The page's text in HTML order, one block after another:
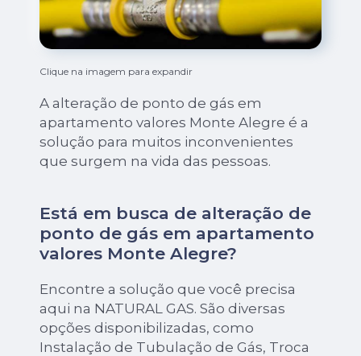
Clique na imagem para expandir
A alteração de ponto de gás em
apartamento valores Monte Alegre é a
solução para muitos inconvenientes
que surgem na vida das pessoas.
Está em busca de alteração de
ponto de gás em apartamento
valores Monte Alegre?
Encontre a solução que você precisa
aqui na NATURAL GAS. São diversas
opções disponibilizadas, como
Instalação de Tubulação de Gás, Troca